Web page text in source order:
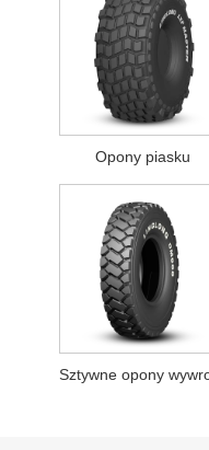
Opony piasku
Sztywne opony